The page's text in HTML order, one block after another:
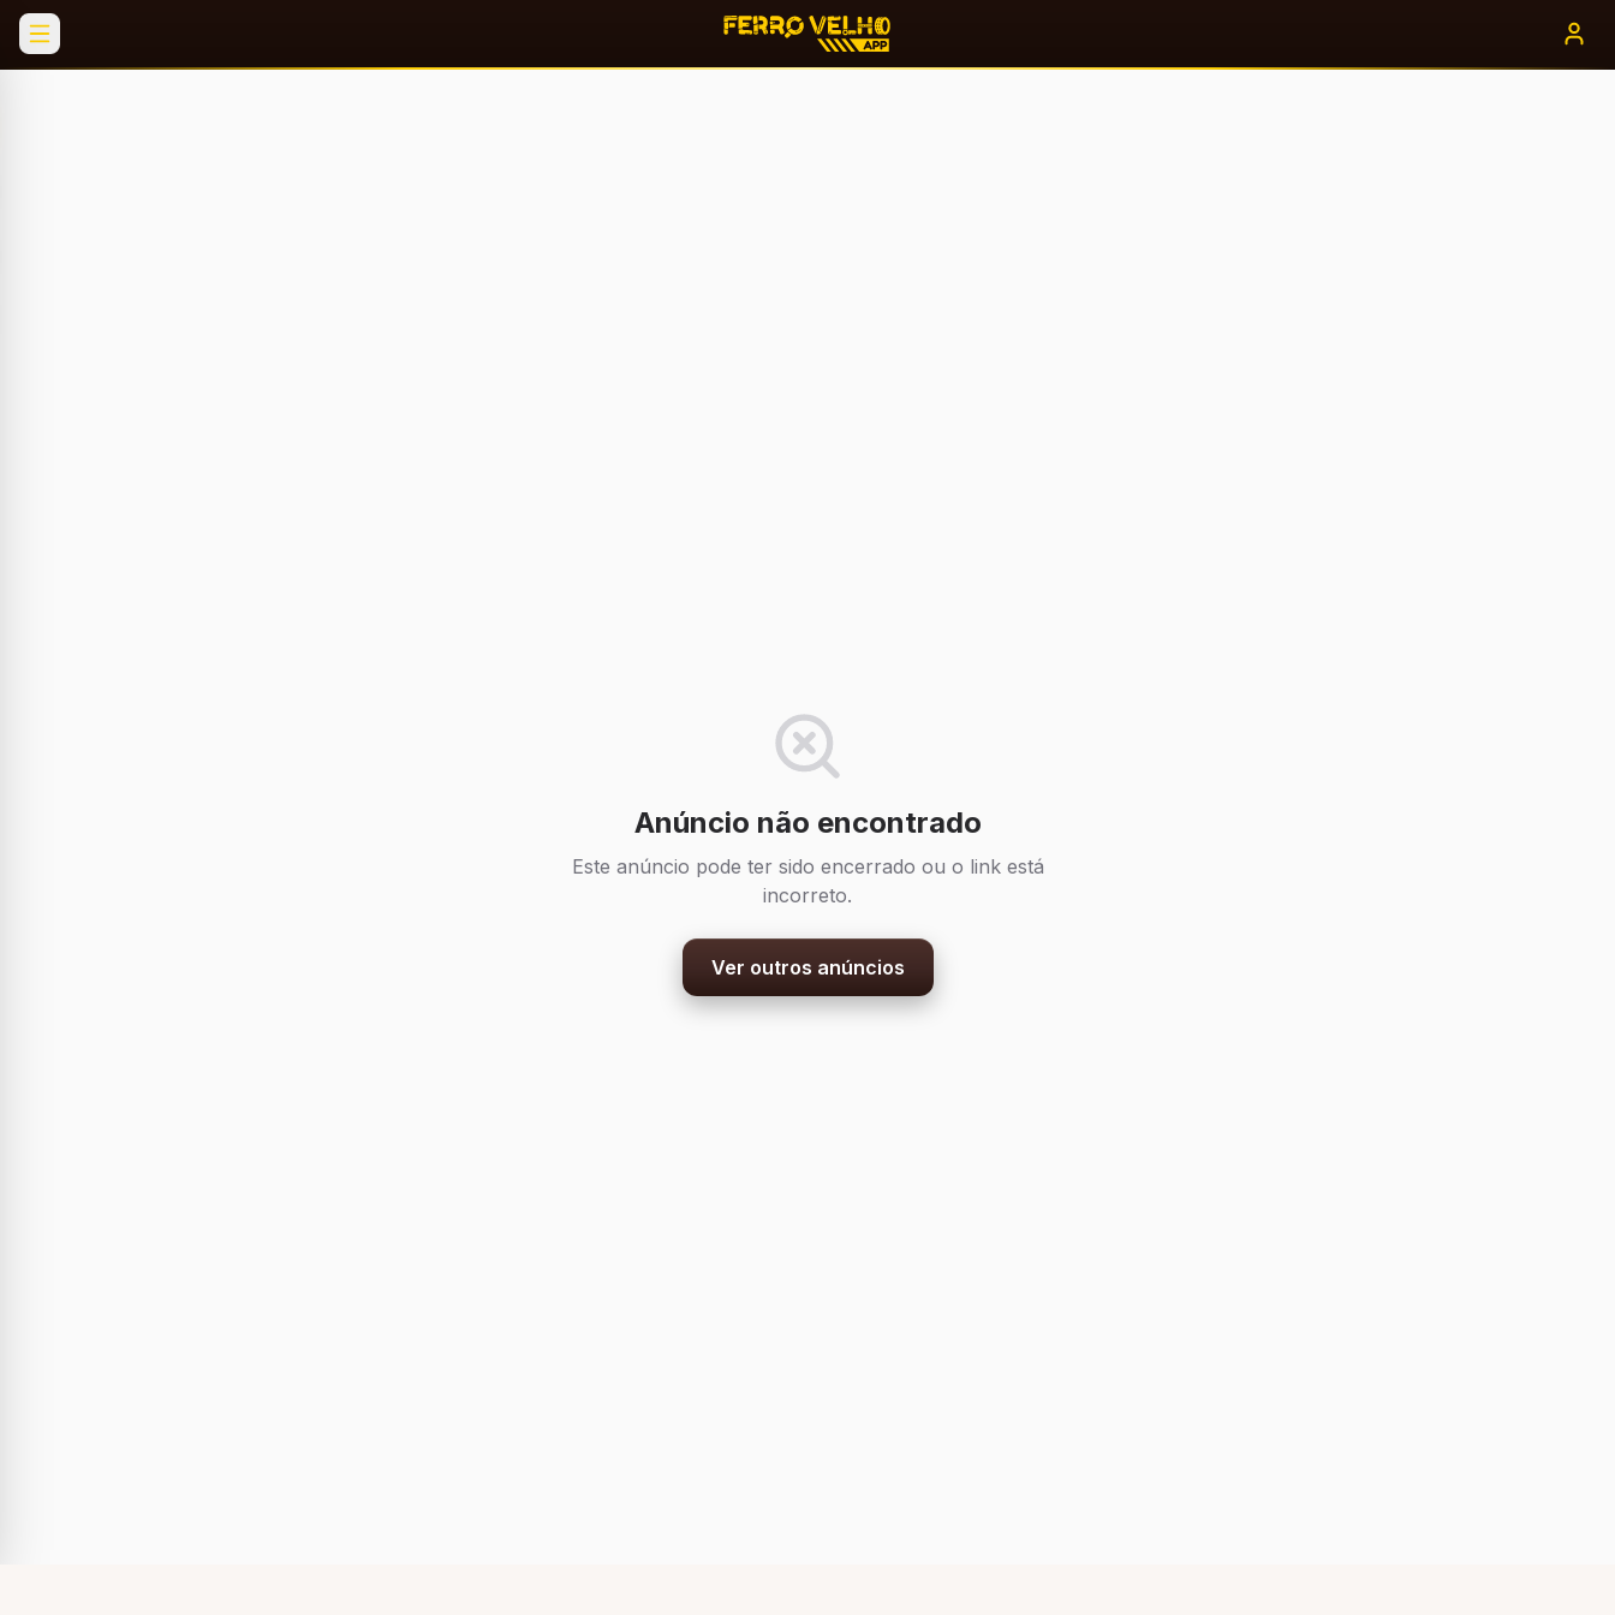
Anúncio não encontrado
Este anúncio pode ter sido encerrado ou o link está
incorreto.
Ver outros anúncios